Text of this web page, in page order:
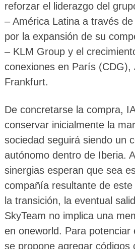
reforzar el liderazgo del
– América Latina a través
por la expansión de su
– KLM Group y el
conexiones en París (CDG),
Frankfurt.
De concretarse la compra,
conservar inicialmente la
sociedad seguirá siendo un
autónomo dentro de Iberia.
sinergias esperan que sea
compañía resultante de
la transición, la eventual
SkyTeam no implica una
en oneworld. Para potenciar
se propone agregar códigos